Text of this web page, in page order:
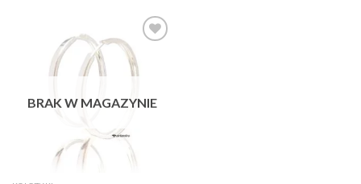
Dodaj do
ulubionych
❤️
BRAK W MAGAZYNIE